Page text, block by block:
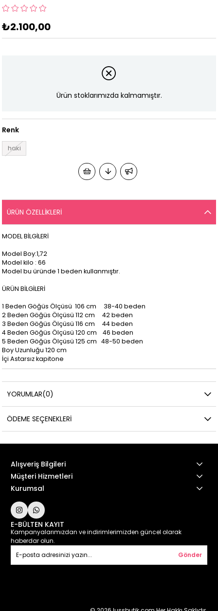
₺2.100,00
Ürün stoklarımızda kalmamıştır.
Renk
haki
ÜRÜN ÖZELLIKLERI
MODEL BİLGİLERİ
Model Boy:1,72
Model kilo : 66
Model bu üründe 1 beden kullanmıştır.
ÜRÜN BİLGİLERİ
1 Beden Göğüs Ölçüsü 106 cm 38-40 beden
2 Beden Göğüs Ölçüsü 112 cm 42 beden
3 Beden Göğüs Ölçüsü 116 cm 44 beden
4 Beden Göğüs Ölçüsü 120 cm 46 beden
5 Beden Göğüs Ölçüsü 125 cm 48-50 beden
Boy Uzunluğu 120 cm
İçi Astarsız kapitone
YORUMLAR(0)
ÖDEME SEÇENEKLERI
Alışveriş Bilgileri
Müşteri Hizmetleri
Kurumsal
E-BÜLTEN KAYIT
Kampanyalarımızdan ve indirimlerimizden güncel olarak
haberdar olun.
Gönder